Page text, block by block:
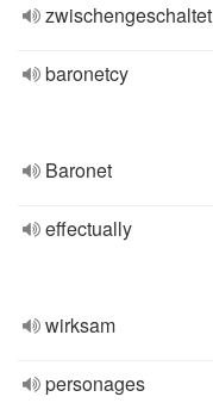
zwischengeschaltet
baronetcy
Baronet
effectually
wirksam
personages